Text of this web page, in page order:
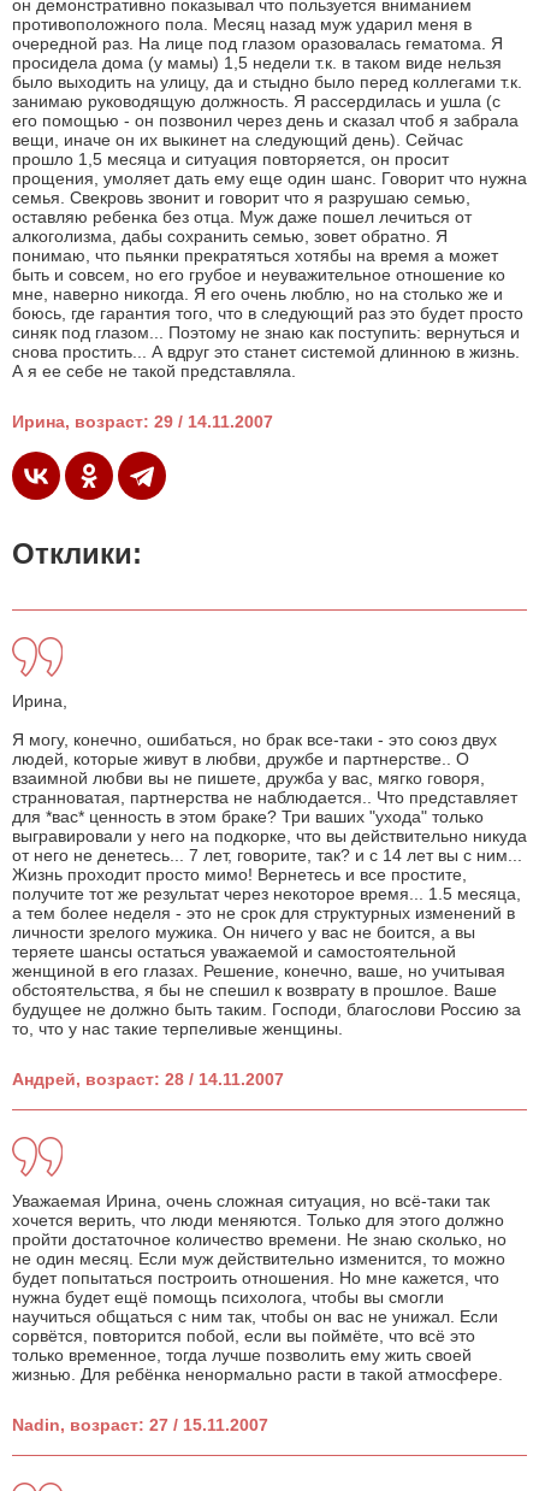
он демонстративно показывал что пользуется вниманием
противоположного пола. Месяц назад муж ударил меня в
очередной раз. На лице под глазом оразовалась гематома. Я
просидела дома (у мамы) 1,5 недели т.к. в таком виде нельзя
было выходить на улицу, да и стыдно было перед коллегами т.к.
занимаю руководящую должность. Я рассердилась и ушла (с
его помощью - он позвонил через день и сказал чтоб я забрала
вещи, иначе он их выкинет на следующий день). Сейчас
прошло 1,5 месяца и ситуация повторяется, он просит
прощения, умоляет дать ему еще один шанс. Говорит что нужна
семья. Свекровь звонит и говорит что я разрушаю семью,
оставляю ребенка без отца. Муж даже пошел лечиться от
алкоголизма, дабы сохранить семью, зовет обратно. Я
понимаю, что пьянки прекратяться хотябы на время а может
быть и совсем, но его грубое и неуважительное отношение ко
мне, наверно никогда. Я его очень люблю, но на столько же и
боюсь, где гарантия того, что в следующий раз это будет просто
синяк под глазом... Поэтому не знаю как поступить: вернуться и
снова простить... А вдруг это станет системой длинною в жизнь.
А я ее себе не такой представляла.
Ирина, возраст: 29 / 14.11.2007
Отклики:
Ирина,
Я могу, конечно, ошибаться, но брак все-таки - это союз двух
людей, которые живут в любви, дружбе и партнерстве.. О
взаимной любви вы не пишете, дружба у вас, мягко говоря,
странноватая, партнерства не наблюдается.. Что представляет
для *вас* ценность в этом браке? Три ваших "ухода" только
выгравировали у него на подкорке, что вы действительно никуда
от него не денетесь... 7 лет, говорите, так? и с 14 лет вы с ним...
Жизнь проходит просто мимо! Вернетесь и все простите,
получите тот же результат через некоторое время... 1.5 месяца,
а тем более неделя - это не срок для структурных изменений в
личности зрелого мужика. Он ничего у вас не боится, а вы
теряете шансы остаться уважаемой и самостоятельной
женщиной в его глазах. Решение, конечно, ваше, но учитывая
обстоятельства, я бы не спешил к возврату в прошлое. Ваше
будущее не должно быть таким. Господи, благослови Россию за
то, что у нас такие терпеливые женщины.
Андрей, возраст: 28 / 14.11.2007
Уважаемая Ирина, очень сложная ситуация, но всё-таки так
хочется верить, что люди меняются. Только для этого должно
пройти достаточное количество времени. Не знаю сколько, но
не один месяц. Если муж действительно изменится, то можно
будет попытаться построить отношения. Но мне кажется, что
нужна будет ещё помощь психолога, чтобы вы смогли
научиться общаться с ним так, чтобы он вас не унижал. Если
сорвётся, повторится побой, если вы поймёте, что всё это
только временное, тогда лучше позволить ему жить своей
жизнью. Для ребёнка ненормально расти в такой атмосфере.
Nadin, возраст: 27 / 15.11.2007